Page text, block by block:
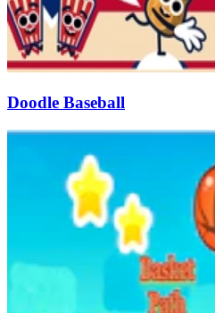
Doodle Baseball